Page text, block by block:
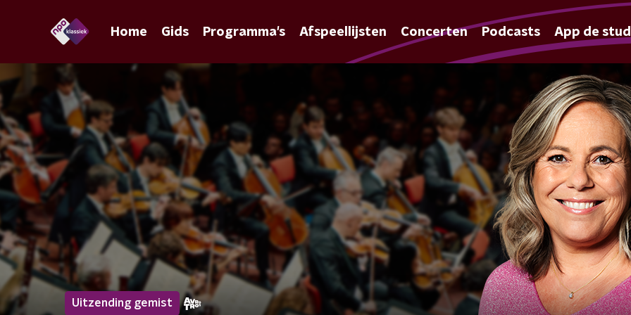
Home Gids Programma's Afspeellijsten Concerten Podcasts App de
Uitzending gemist